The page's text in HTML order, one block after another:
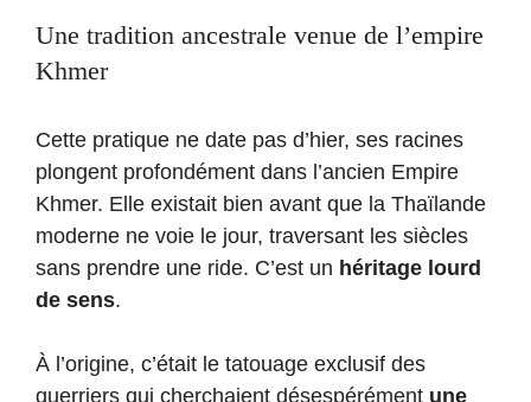
Une tradition ancestrale venue de l’empire
Khmer
Cette pratique ne date pas d’hier, ses racines
plongent profondément dans l’ancien Empire
Khmer. Elle existait bien avant que la Thaïlande
moderne ne voie le jour, traversant les siècles
sans prendre une ride. C’est un héritage lourd
de sens.
À l’origine, c’était le tatouage exclusif des
guerriers qui cherchaient désespérément une